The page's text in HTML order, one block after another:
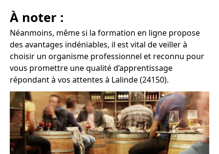
À noter :
Néanmoins, même si la formation en ligne propose
des avantages indéniables, il est vital de veiller à
choisir un organisme professionnel et reconnu pour
vous promettre une qualité d’apprentissage
répondant à vos attentes à Lalinde (24150).